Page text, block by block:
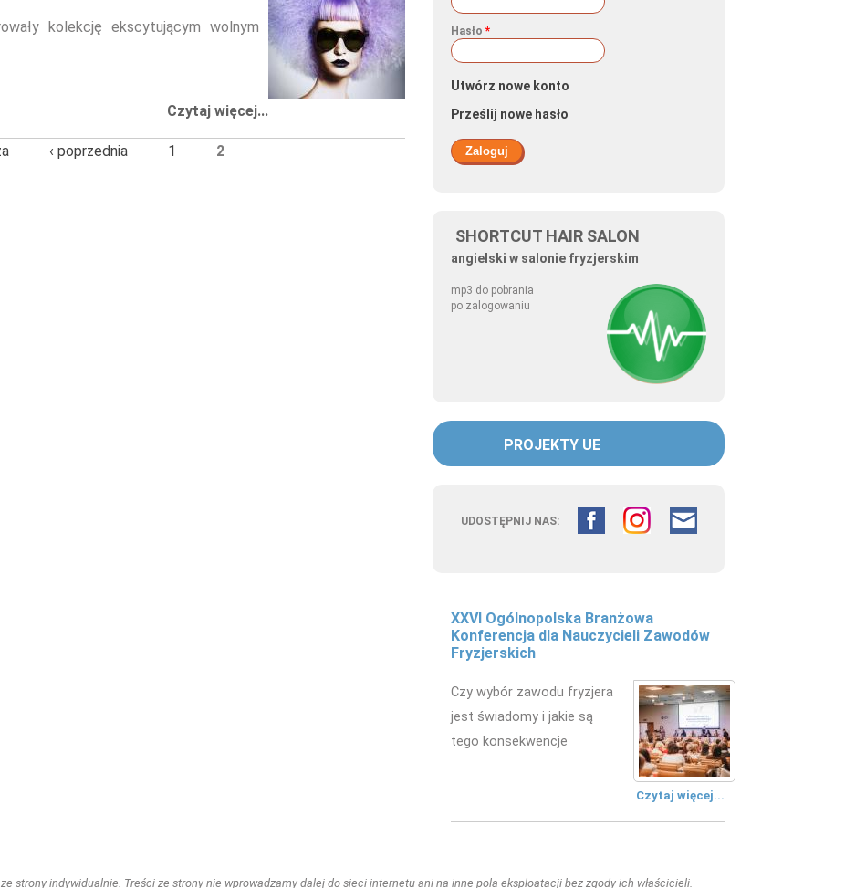
Hasło *
Utwórz nowe konto
Prześlij nowe hasło
SHORTCUT HAIR SALON
angielski w salonie fryzjerskim
mp3 do pobrania
po zalogowaniu
PROJEKTY UE
UDOSTĘPNIJ NAS:
XXVI Ogólnopolska Branżowa
Konferencja dla Nauczycieli Zawodów
Fryzjerskich
Czy wybór zawodu fryzjera
jest świadomy i jakie są
tego konsekwencje
Czytaj więcej...
kolekcję ekscytującym wolnym
Czytaj więcej...
‹ poprzednia 1 2
strony indywidualnie. Treści ze strony nie wprowadzamy dalej do sieci internetu ani na inne pola eksploatacji bez zgody ich właścicieli.